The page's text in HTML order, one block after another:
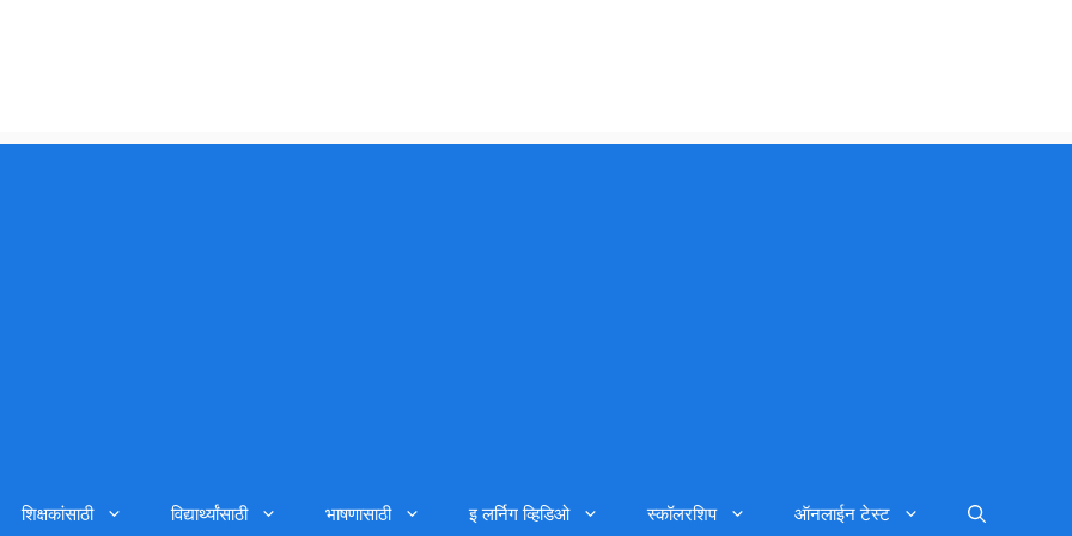
शिक्षकांसाठी विद्यार्थ्यांसाठी भाषणासाठी इ लर्निग व्हिडिओ स्कॉलरशिप ऑनलाईन टेस्ट